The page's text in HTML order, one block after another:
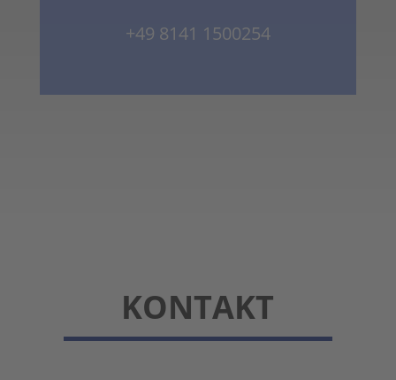
+49 8141 1500254
KONTAKT